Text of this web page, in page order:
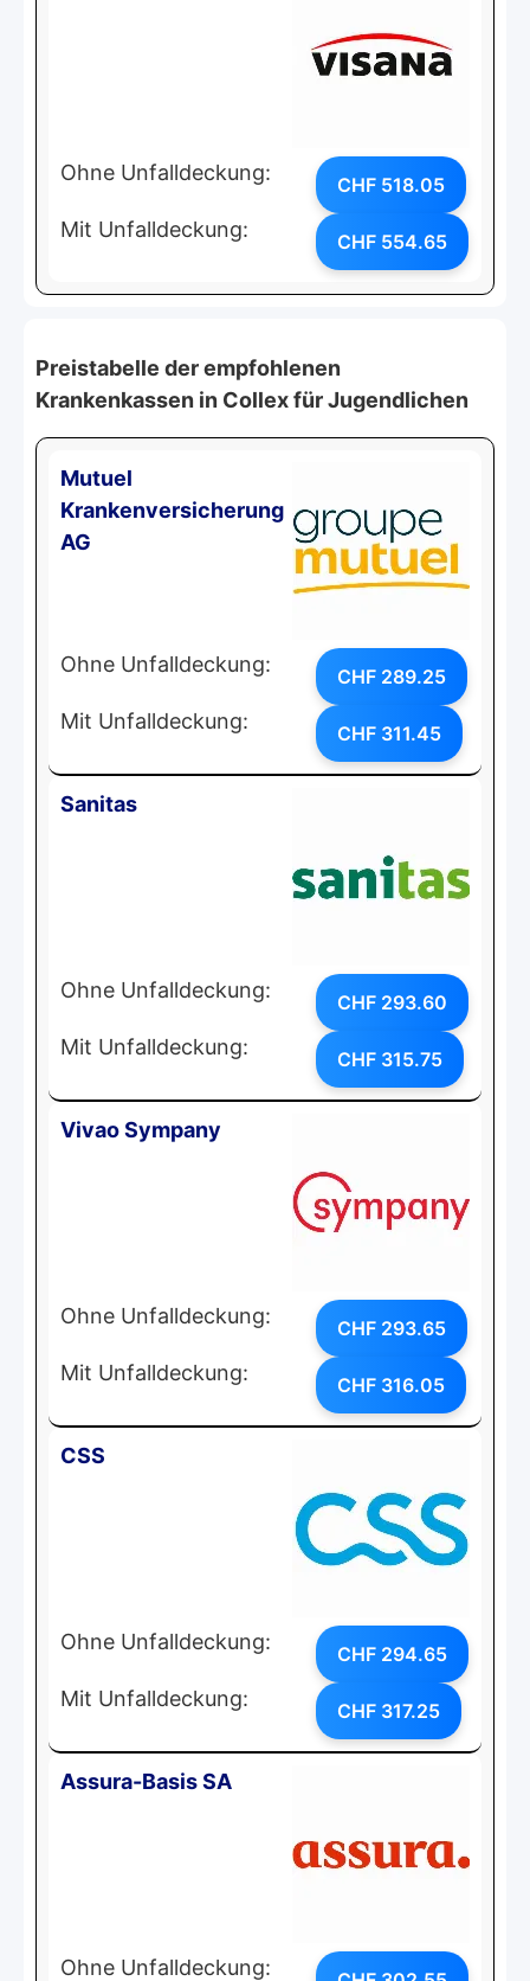
Ohne Unfalldeckung: CHF 518.05
Mit Unfalldeckung: CHF 554.65
Preistabelle der empfohlenen
Krankenkassen in Collex für Jugendlichen
Mutuel
Krankenversicherung
AG
Ohne Unfalldeckung: CHF 289.25
Mit Unfalldeckung: CHF 311.45
Sanitas
Ohne Unfalldeckung: CHF 293.60
Mit Unfalldeckung: CHF 315.75
Vivao Sympany
Ohne Unfalldeckung: CHF 293.65
Mit Unfalldeckung: CHF 316.05
CSS
Ohne Unfalldeckung: CHF 294.65
Mit Unfalldeckung: CHF 317.25
Assura-Basis SA
Ohne Unfalldeckung: